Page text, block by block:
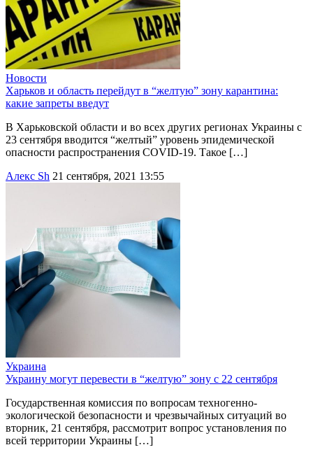
Новости
Харьков и область перейдут в “желтую” зону карантина:
какие запреты введут
В Харьковской области и во всех других регионах Украины с
23 сентября вводится “желтый” уровень эпидемической
опасности распространения COVID-19. Такое […]
Алекс Sh 21 сентября, 2021 13:55
Украина
Украину могут перевести в “желтую” зону с 22 сентября
Государственная комиссия по вопросам техногенно-
экологической безопасности и чрезвычайных ситуаций во
вторник, 21 сентября, рассмотрит вопрос установления по
всей территории Украины […]